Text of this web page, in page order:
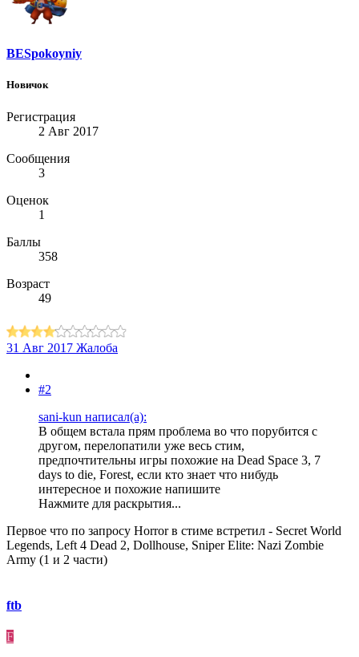
BESpokoyniy
Новичок
Регистрация
2 Авг 2017
Сообщения
3
Оценок
1
Баллы
358
Возраст
49
31 Авг 2017 Жалоба
#2
sani-kun написал(а):
В общем встала прям проблема во что порубится с
другом, перелопатили уже весь стим,
предпочтительны игры похожие на Dead Space 3, 7
days to die, Forest, если кто знает что нибудь
интересное и похожие напишите
Нажмите для раскрытия...
Первое что по запросу Horror в стиме встретил - Secret World
Legends, Left 4 Dead 2, Dollhouse, Sniper Elite: Nazi Zombie
Army (1 и 2 части)
ftb
F